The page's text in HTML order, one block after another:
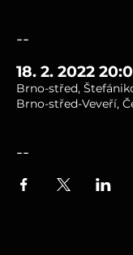
--
18. 2. 2022
Brno-střed,
Brno-střed-Veveří,
--